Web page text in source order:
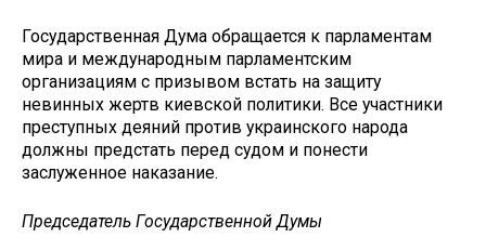
Государственная Дума обращается к парламентам
мира и международным парламентским
организациям с призывом встать на защиту
невинных жертв киевской политики. Все участники
преступных деяний против украинского народа
должны предстать перед судом и понести
заслуженное наказание.
Председатель Государственной Думы